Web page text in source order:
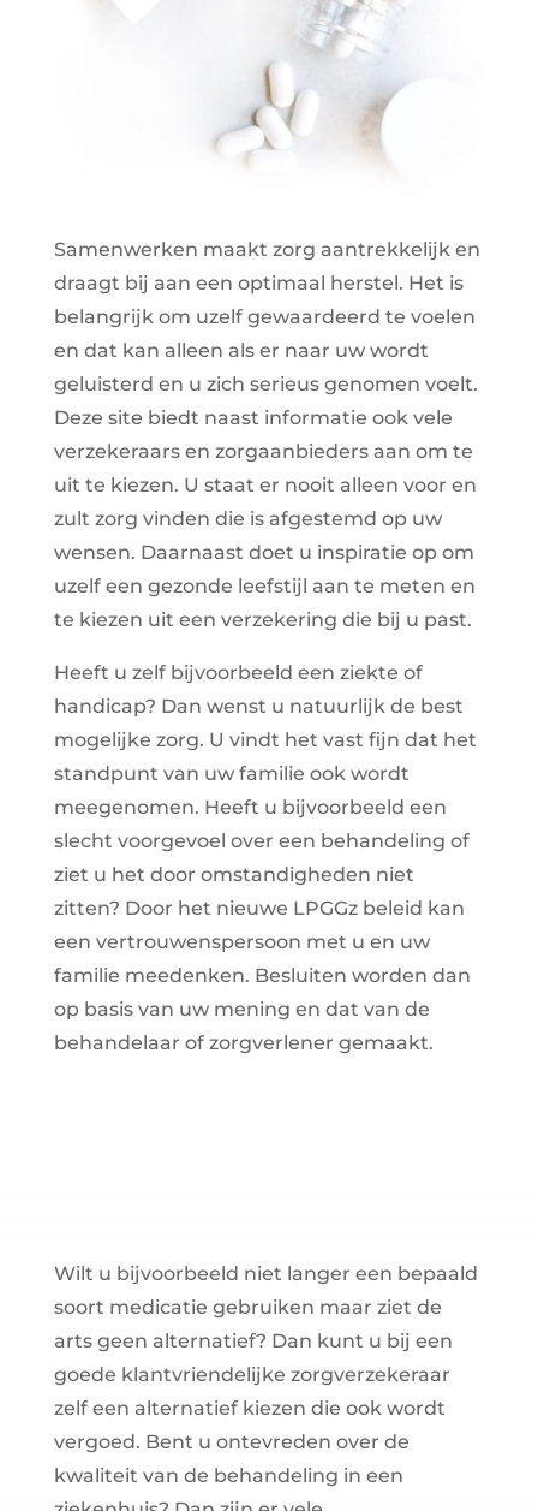
Samenwerken maakt zorg aantrekkelijk en
draagt bij aan een optimaal herstel. Het is
belangrijk om uzelf gewaardeerd te voelen
en dat kan alleen als er naar uw wordt
geluisterd en u zich serieus genomen voelt.
Deze site biedt naast informatie ook vele
verzekeraars en zorgaanbieders aan om te
uit te kiezen. U staat er nooit alleen voor en
zult zorg vinden die is afgestemd op uw
wensen. Daarnaast doet u inspiratie op om
uzelf een gezonde leefstijl aan te meten en
te kiezen uit een verzekering die bij u past.
Heeft u zelf bijvoorbeeld een ziekte of
handicap? Dan wenst u natuurlijk de best
mogelijke zorg. U vindt het vast fijn dat het
standpunt van uw familie ook wordt
meegenomen. Heeft u bijvoorbeeld een
slecht voorgevoel over een behandeling of
ziet u het door omstandigheden niet
zitten? Door het nieuwe LPGGz beleid kan
een vertrouwenspersoon met u en uw
familie meedenken. Besluiten worden dan
op basis van uw mening en dat van de
behandelaar of zorgverlener gemaakt.
Wilt u bijvoorbeeld niet langer een bepaald
soort medicatie gebruiken maar ziet de
arts geen alternatief? Dan kunt u bij een
goede klantvriendelijke zorgverzekeraar
zelf een alternatief kiezen die ook wordt
vergoed. Bent u ontevreden over de
kwaliteit van de behandeling in een